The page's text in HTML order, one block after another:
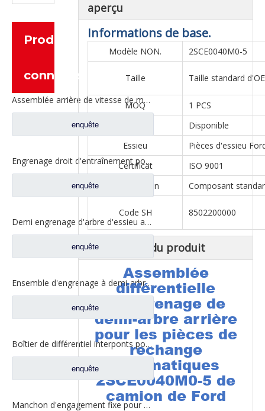
Produits
connexes
Assemblée arrière de vitesse de moitié d'arbre pour les pièces de rechange CE0400A0-5 de camion de Ford
enquête
Engrenage droit d'entraînement pour pièces de camion Fuwa CD0406M0-2
enquête
Demi engrenage d'arbre d'essieu arrière pour pièces de rechange de camion Ford CE0402M0-9
enquête
Ensemble d'engrenage à demi-arbre arrière pour pièces de rechange de camion Ford CD0041A0-6
enquête
Boîtier de différentiel interponts pour pièces de camion Fuwa AY0412M0-8
enquête
Manchon d'engagement fixe pour pièces de rechange de camion Ford 2SBF0052M0-0
aperçu
Informations de base.
Modèle NON. 2SCE0040M0-5
Taille Taille standard
MOQ
1 PCS
Disponible
Essieu
Pièces d'essieu
Certificat
ISO 9001
spécification
Composant
Code SH 8502200000
Description du produit
Assemblée
différentielle
d'engrenage de
demi-arbre arrière
pour les pièces de
rechange
automatiques
2SCE0040M0-5 de
camion de Ford